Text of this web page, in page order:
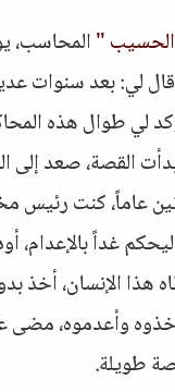
"المحاسب،
لي: بعد سنوات
لي طوال هذه
بدأت القصة، صعد
عاماً، كنت رئيس
غداً
هذا الإنسان، أخذ
أخذوه وأعدموه، مضى
طويلة.